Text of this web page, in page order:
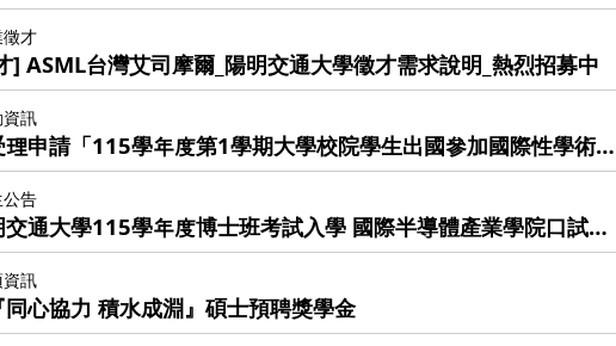
才
] ASML台灣艾司摩爾_陽明交通大學徵才需求說明_熱烈招募中
訊
申請「115學年度第1學期大學校院學生出國參加國際性學術
」經費補助，有意申請者請於115年5月12日(二)前提供推薦申
至院辦The Ministry of Education has informed you that
applications for funding subsidies for "university
to go abroad to participate in international academic
applicants are requested to
recommended application materials to ICST Office
12, 2026 .
告
交通大學115學年度博士班考試入學 國際半導體產業學院口試須
格名單
訊
同心協力 積水成淵』碩士預聘獎學金